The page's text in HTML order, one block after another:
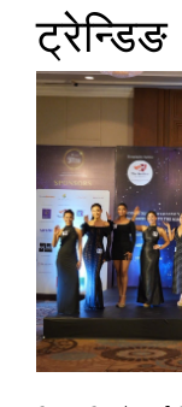
ट्रेन्डिङ